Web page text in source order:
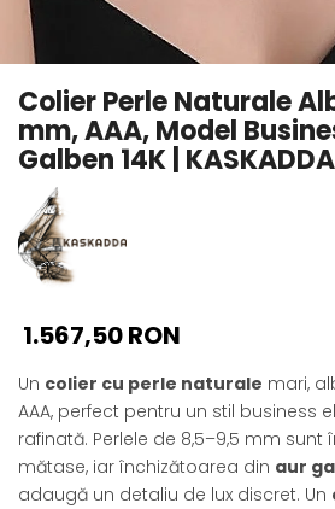
Seturi Perle cu Argint
Brățări cu Perle
Pandantive cu Perle
Brose cu Perle
Colier Perle Naturale
mm, AAA, Model
Galben 14K |
1.567,50 RON
Un colier cu perle naturale mari,
AAA, perfect pentru un stil business
rafinată. Perlele de 8,5–9,5 mm
mătase, iar închizătoarea din aur
adaugă un detaliu de lux discret. Un